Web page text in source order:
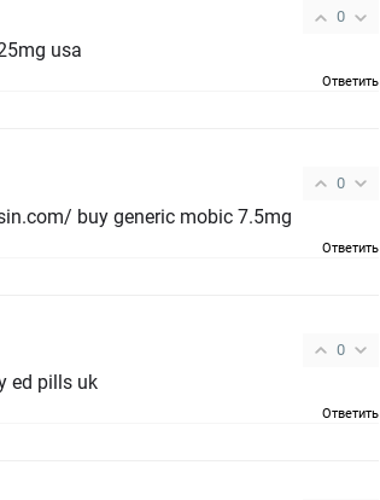
0
usa
Ответить
0
buy generic mobic 7.5mg
Ответить
0
- https://fastedtotake.com/ buy ed pills uk
Ответить